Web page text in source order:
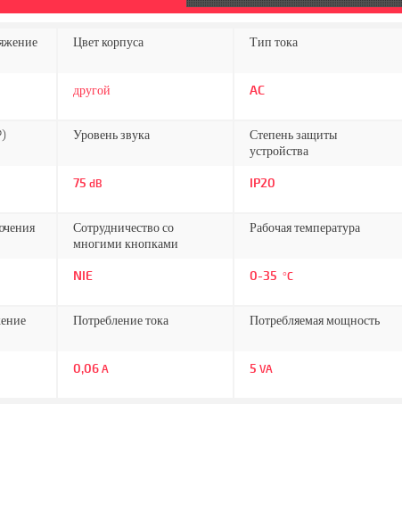
Цвет корпуса
другой
Тип тока
AC
Уровень звука
75 dB
Степень защиты
устройства
IP20
Сотрудничество со
многими кнопками
NIE
Рабочая температура
0-35 °C
Потребление тока
0,06 A
Потребляемая мощность
5 VA